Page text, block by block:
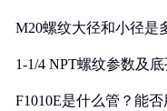
M20螺纹大径和小径是
1-1/4 NPT螺纹参数及
F1010E是什么管？能否